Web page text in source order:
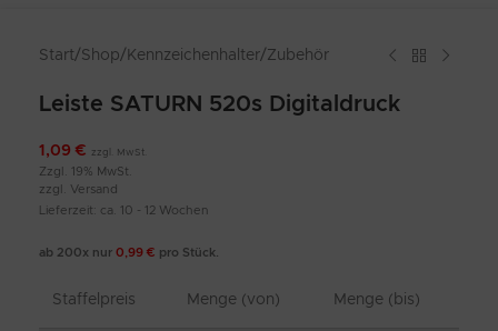
Start/Shop/ Kennzeichenhalter/Zubehör
Leiste SATURN 520s Digitaldruck
1,09 € zzgl. MwSt.
Zzgl. 19% MwSt.
zzgl. Versand
Lieferzeit: ca. 10 - 12 Wochen
ab 200x nur 0,99 € pro Stück.
Staffelpreis Menge (von) Menge (bis)